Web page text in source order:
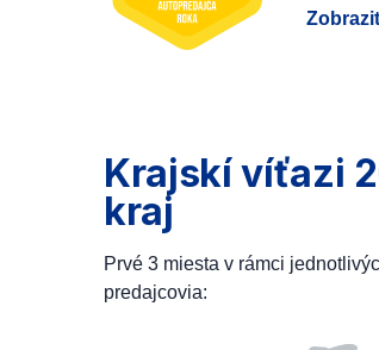
Krajskí víťazi
kraj
Prvé 3 miesta v rámci
predajcovia: